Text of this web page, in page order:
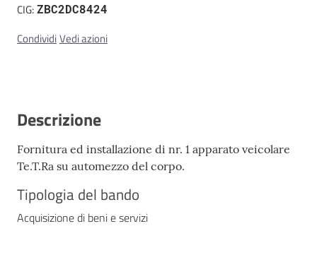
CIG:ZBC2DC8424
CondividiVedi azioni
Descrizione
Fornitura ed installazione di nr. 1 apparato veicolare
Te.T.Ra su automezzo del corpo.
Tipologia del bando
Acquisizione di beni e servizi